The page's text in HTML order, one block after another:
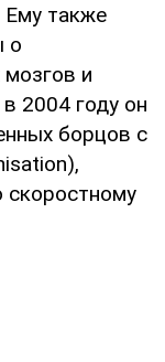
Ему также
о
и
2004 году он
борцов с
скоростному